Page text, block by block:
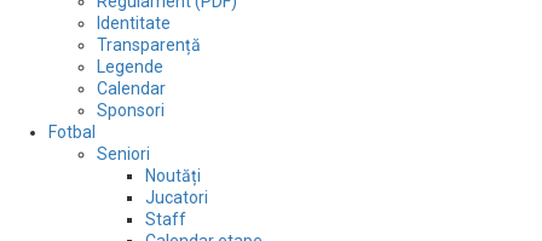
Identitate
Transparență
Legende
Calendar
Sponsori
Fotbal
Seniori
Noutăți
Jucatori
Staff